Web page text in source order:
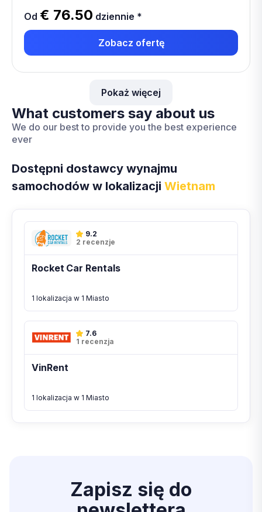
Od € 76.50 dziennie *
Zobacz ofertę
Pokaż więcej
What customers say about us
We do our best to provide you the best experience
ever
Dostępni dostawcy wynajmu
samochodów w lokalizacji Wietnam
9.2
2 recenzje
Rocket Car Rentals
1 lokalizacja w 1 Miasto
7.6
1 recenzja
VinRent
1 lokalizacja w 1 Miasto
Zapisz się do